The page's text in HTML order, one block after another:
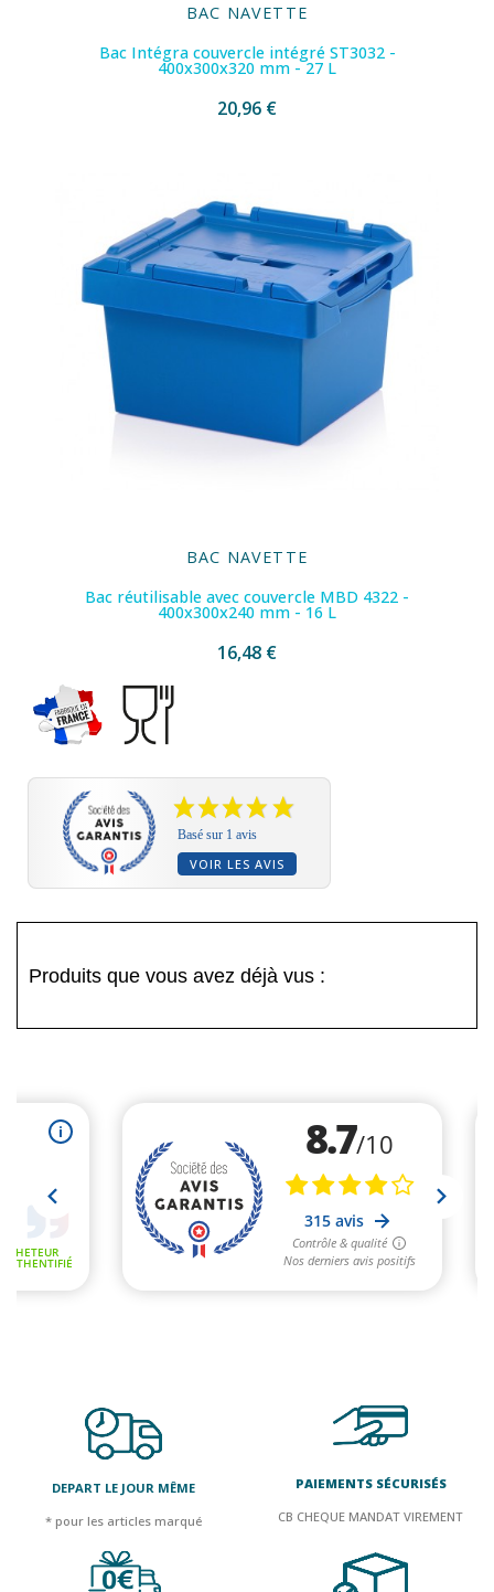
BAC NAVETTE
Bac Intégra couvercle intégré ST3032 -
400x300x320 mm - 27 L
20,96 €
BAC NAVETTE
Bac réutilisable avec couvercle MBD 4322 -
400x300x240 mm - 16 L
16,48 €
Basé sur 1 avis
VOIR LES AVIS
Produits que vous avez déjà vus :
DEPART LE JOUR MÊME
* pour les articles marqué
PAIEMENTS SÉCURISÉS
CB CHEQUE MANDAT VIREMENT